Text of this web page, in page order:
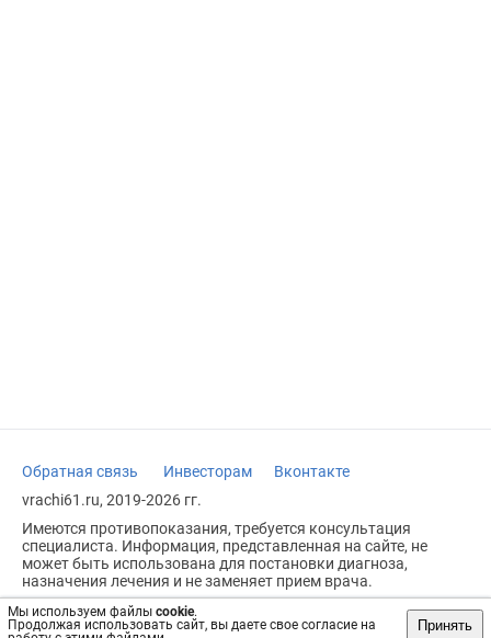
Мы используем файлы cookie.
Продолжая использовать сайт, вы даете свое согласие на
Принять
Обратная связь Инвесторам
Вконтакте
vrachi61.ru, 2019-2026 гг.
Имеются противопоказания, требуется консультация
специалиста. Информация, представленная на сайте, не
может быть использована для постановки диагноза,
назначения лечения и не заменяет прием врача.
Возрастное ограничение: 18+